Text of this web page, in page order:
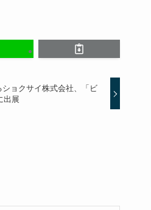
ショクサイ株式会社、「ビ
出展